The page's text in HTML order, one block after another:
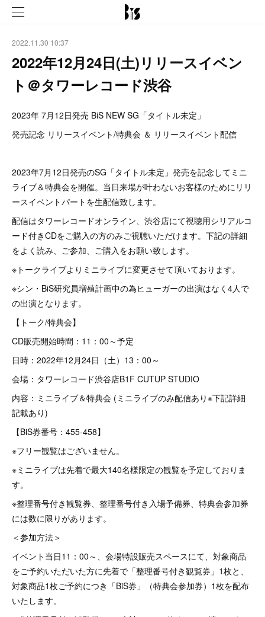
2022.11.30 10:37
2022年12月24日(土)リリースイベン
ト＠タワーレコード渋谷
2023年 7月12日発売 BiS NEW SG「タイトル未定」
発売記念 リリースイベント/特典会 ＆ リリースイベント配信
2023年7月12日発売のSG「タイトル未定」発売を記念してミニ
ライブ＆特典会を開催。当日来場が叶わないお客様のためにリリ
ースイベントパートを生配信致します。
配信はタワーレコードオンライン、渋谷店にて視聴用シリアルコ
ード付きCDをご購入の方のみご視聴いただけます。下記の詳細
をよく読み、ご参加、ご購入をお願い致します。
※トークライブよりミニライブに変更させて頂いております。
※シン・BiS研究員増殖計画中の為ヒューガーの出演はなく4人で
の出演となります。
【トーク/特典会】
CD販売開始時間：11：00～予定
日時：2022年12月24日（土）13：00～
会場：タワーレコード渋谷店B1F CUTUP STUDIO
内容：ミニライブ＆特典会 (ミニライブのみ配信あり※下記詳細
記載あり)
【BiS券番号：455-458】
※フリー観覧はございません。
※ミニライブは先着で最大140名様限定の観覧を予定しておりま
す。
※整理番号付き観覧券、整理番号付き入場予備券、特典会参加券
には数に限りがあります。
＜参加方法＞
イベント当日11：00～、会場特設販売スペースにて、対象商品
をご予約いただいた方に先着で「整理番号付き観覧券」1枚と、
対象商品1枚ご予約につき「BiS券」（特典会参加券）1枚を配布
いたします。